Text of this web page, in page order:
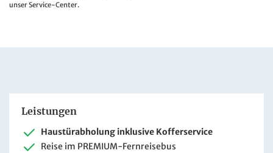
unser Service-Center.
Leistungen
Haustürabholung inklusive Kofferservice
Reise im PREMIUM-Fernreisebus